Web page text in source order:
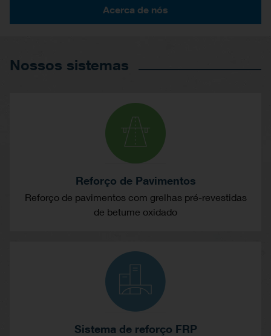
Acerca de nós
Nossos sistemas
Reforço de Pavimentos
Reforço de pavimentos com grelhas pré-revestidas
de betume oxidado
Sistema de reforço FRP